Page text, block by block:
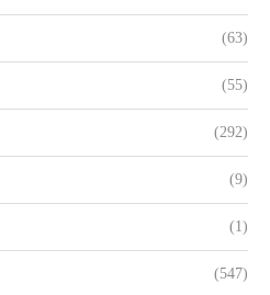
(63)
(55)
(292)
(9)
(1)
(547)